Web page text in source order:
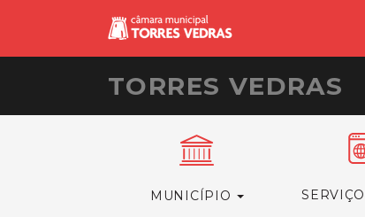
TORRES VEDRAS
MUNICÍPIO